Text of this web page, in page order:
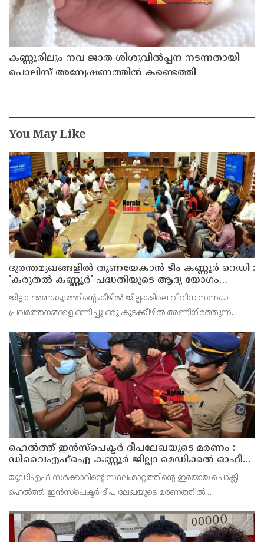
കണ്ണൂരിലും നവ ജാത ശിശുവിൽപ്പന നടന്നതായി
പൊലിസ് അന്വേഷണത്തിൽ കണ്ടെത്തി
You May Like
ദുരന്തമുഖങ്ങളിൽ തുണയേകാൻ ടീം കണ്ണൂർ റെഡി :
'കരുതൽ കണ്ണൂർ' പദ്ധതിയുടെ ആദ്യ യോഗം
ചേർന്നു
ജില്ലാ ഭരണകൂടത്തിന്റെ കീഴിൽ ജില്ലകളിലെ വിവിധ സന്നദ്ധ
പ്രവർത്തനങ്ങളെ ഒന്നിച്ചു ഒരു കുടക്കീഴിൽ അണിനിരത്തുന്ന
എത്തിച്ചേർന്ന ജനക്കൂട്ടം കനിവൂറും കണ്ണൂരിന്റെ തെള
ഹെൽത്ത് ഇൻസ്പെക്ടർ ദീപലേഖയുടെ മരണം :
ഡിവൈഎഫ്‌ഐ കണ്ണൂർ ജില്ലാ മെഡിക്കൽ ഓഫീസ്
ഉപരോധിച്ചു
യുഡിഎഫ്‌ സർക്കാറിന്റെ സ്ഥലംമാറ്റത്തിന്റെ ഇരയായ ചൊക്ലി
ഹെൽത്ത്‌ ഇൻസ്‌പെക്ടർ ദീപ ലേഖയുടെ മരണത്തിൽ
ജില്ലാ മെഡിക്കൽ ഓഫീസ്‌ ഉപരോധിച്ചു.